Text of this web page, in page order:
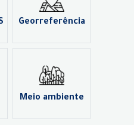
Georreferência
Meio ambiente